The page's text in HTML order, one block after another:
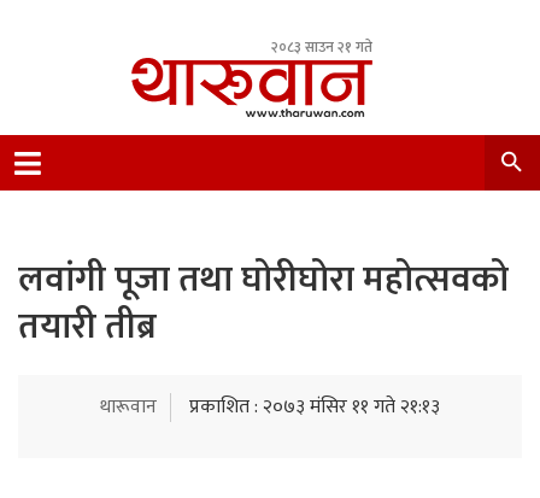
२०८३ साउन २१ गते
Nepal.
लवांगी पूजा तथा घोरीघोरा महोत्सवको
तयारी तीब्र
थारूवान प्रकाशित : २०७३ मंसिर ११ गते २१:१३